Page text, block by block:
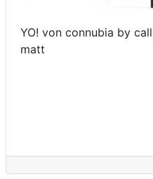
YO! von connubia by
matt